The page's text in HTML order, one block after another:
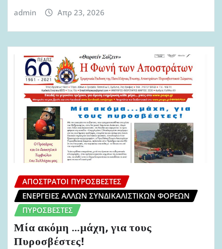
admin Απρ 23, 2026
ΑΠΌΣΤΡΑΤΟΙ ΠΥΡΟΣΒΈΣΤΕΣ
ΕΝΈΡΓΕΙΕΣ ΆΛΛΩΝ ΣΥΝΔΙΚΑΛΙΣΤΙΚΏΝ ΦΟΡΈΩΝ
ΠΥΡΟΣΒΈΣΤΕΣ
Μία ακόμη …μάχη, για τους
Πυροσβέστες!